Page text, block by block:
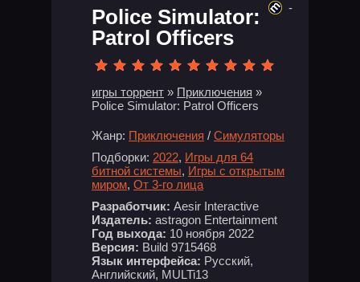
Police Simulator:
Patrol Officers
игры торрент » Приключения »
Police Simulator: Patrol Officers
Жанр: Приключения / Симуляторы
Подборки: 2022, Игры для 64
битной системы, Игры с открытым
миром, От 3-го лица
Разработчик: Aesir Interactive
Издатель: astragon Entertainment
Год выхода: 10 ноября 2022
Версия: Build 9715468
Язык интерфейса: Русский,
Английский, MULTi13
-